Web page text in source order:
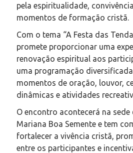
pela espiritualidade,
momentos de formação cristã.
Com o tema “A Festa das
promete proporcionar uma
renovação espiritual aos
uma programação
momentos de oração, louvor,
dinâmicas e atividades
O encontro acontecerá na
Mariana Boa Semente e tem
fortalecer a vivência cristã,
entre os participantes e